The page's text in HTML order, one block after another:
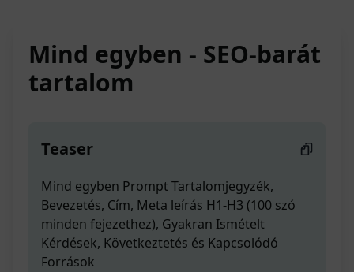
Mind egyben - SEO-barát
tartalom
Teaser
Mind egyben Prompt Tartalomjegyzék,
Bevezetés, Cím, Meta leírás H1-H3 (100 szó
minden fejezethez), Gyakran Ismételt
Kérdések, Következtetés és Kapcsolódó
Források